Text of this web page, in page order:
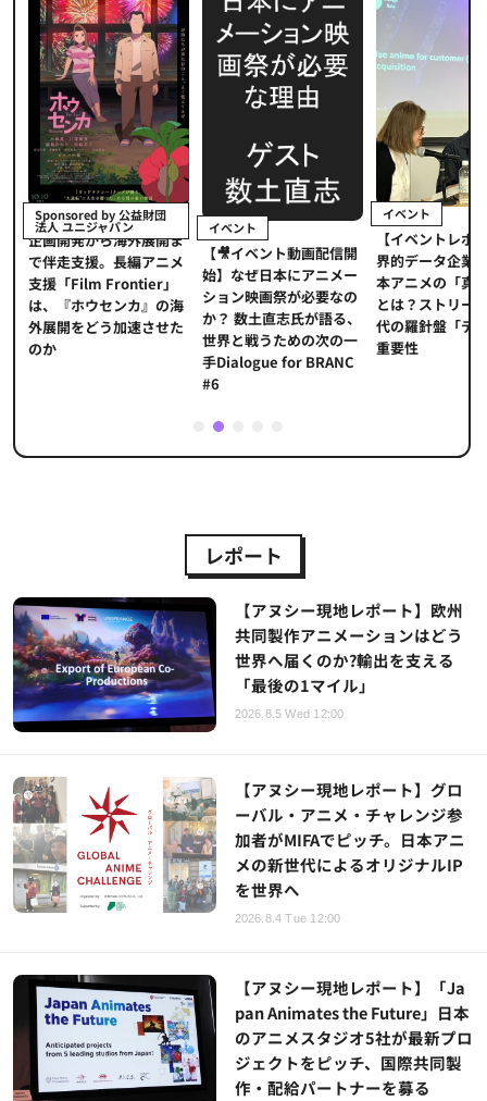
公益財団
海外展開ま
長編アニメ
Frontier」
ンカ』の海
加速させた
イベント
【🎥イベント動画配信開
始】なぜ日本にアニメー
ション映画祭が必要なの
か？ 数土直志氏が語る、
世界と戦うための次の一
手Dialogue for BRANC
【イベントレポート】世
界的データ企業が示す日
本アニメの「真の価値」
とは？ストリーミング時
代の羅針盤「データ」の
重要性
『私
ーサ
製作
杉本穂
2
レポート
【アヌシー現地レポート】欧州
共同製作アニメーションはどう
世界へ届くのか?輸出を支える
「最後の1マイル」
2026.8.5 Wed 12:00
【アヌシー現地レポート】グロ
ーバル・アニメ・チャレンジ参
加者がMIFAでピッチ。日本アニ
メの新世代によるオリジナルIP
を世界へ
2026.8.4 Tue 12:00
【アヌシー現地レポート】「Ja
pan Animates the Future」日本
のアニメスタジオ5社が最新プロ
ジェクトをピッチ、国際共同製
作・配給パートナーを募る